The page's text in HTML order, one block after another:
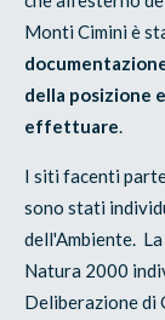
Monti Cimini è
della posizione
effettuare.
I siti facenti
sono stati
dell'Ambiente.
Natura 2000
Deliberazione di